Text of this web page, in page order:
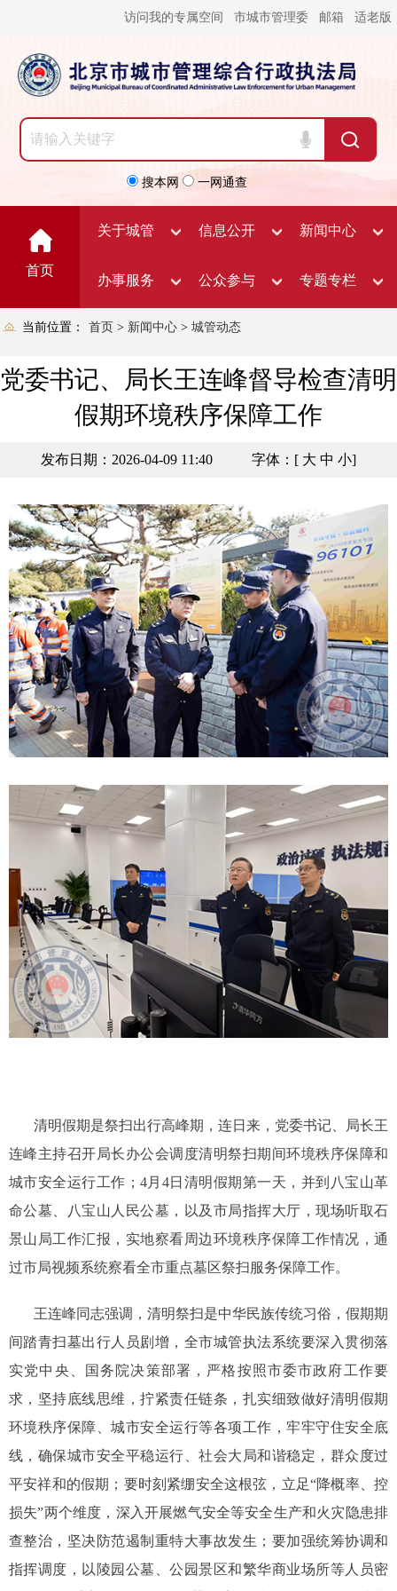
访问我的专属空间 市城市管理委 邮箱 适老版
搜本网 一网通查
首页
关于城管 信息公开 新闻中心
办事服务 公众参与 专题专栏
当前位置： 首页 > 新闻中心 > 城管动态
党委书记、局长王连峰督导检查清明
假期环境秩序保障工作
发布日期：2026-04-09 11:40 字体：[ 大 中 小]
清明假期是祭扫出行高峰期，连日来，党委书记、局长王
连峰主持召开局长办公会调度清明祭扫期间环境秩序保障和
城市安全运行工作；4月4日清明假期第一天，并到八宝山革
命公墓、八宝山人民公墓，以及市局指挥大厅，现场听取石
景山局工作汇报，实地察看周边环境秩序保障工作情况，通
过市局视频系统察看全市重点墓区祭扫服务保障工作。
王连峰同志强调，清明祭扫是中华民族传统习俗，假期期
间踏青扫墓出行人员剧增，全市城管执法系统要深入贯彻落
实党中央、国务院决策部署，严格按照市委市政府工作要
求，坚持底线思维，拧紧责任链条，扎实细致做好清明假期
环境秩序保障、城市安全运行等各项工作，牢牢守住安全底
线，确保城市安全平稳运行、社会大局和谐稳定，群众度过
平安祥和的假期；要时刻紧绷安全这根弦，立足“降概率、控
损失”两个维度，深入开展燃气安全等安全生产和火灾隐患排
查整治，坚决防范遏制重特大事故发生；要加强统筹协调和
指挥调度，以陵园公墓、公园景区和繁华商业场所等人员密